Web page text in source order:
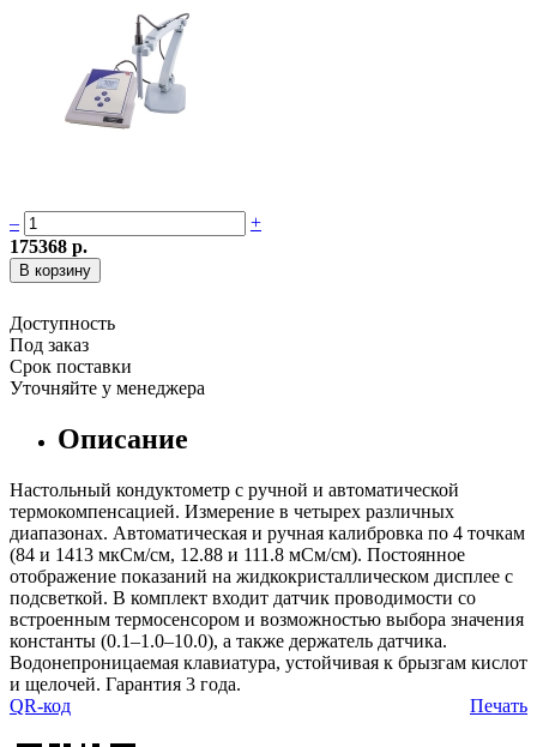
–
+
175368 р.
Доступность
Под заказ
Срок поставки
Уточняйте у менеджера
Описание
Настольный кондуктометр с ручной и автоматической
термокомпенсацией. Измерение в четырех различных
диапазонах. Автоматическая и ручная калибровка по 4 точкам
(84 и 1413 мкСм/см, 12.88 и 111.8 мСм/см). Постоянное
отображение показаний на жидкокристаллическом дисплее с
подсветкой. В комплект входит датчик проводимости со
встроенным термосенсором и возможностью выбора значения
константы (0.1–1.0–10.0), а также держатель датчика.
Водонепроницаемая клавиатура, устойчивая к брызгам кислот
и щелочей. Гарантия 3 года.
Печать
QR-код